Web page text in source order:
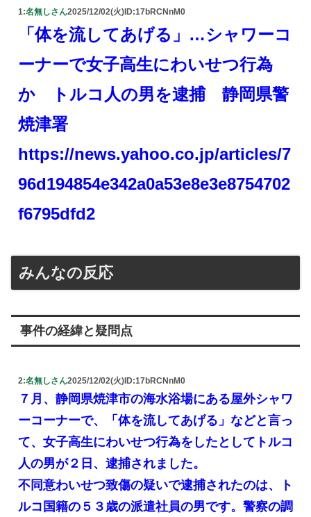
1:名無しさん2025/12/02(火) ID:17bRCNnM0
「体を流してあげる」…シャワーコ
ーナーで女子高生にわいせつ行為
か トルコ人の男を逮捕 静岡県警
焼津署
https://news.yahoo.co.jp/articles/7
96d194854e342a0a53e8e3e8754702
f6795dfd2
みんなの反応
事件の経緯と疑問点
2:名無しさん2025/12/02(火) ID:17bRCNnM0
７月、静岡県焼津市の海水浴場にある屋外シャワ
ーコーナーで、「体を流してあげる」などと言っ
て、女子高生にわいせつ行為をしたとしてトルコ
人の男が２日、逮捕されました。
不同意わいせつ致傷の疑いで逮捕されたのは、ト
ルコ国籍の５３歳の派遣社員の男です。警察の調